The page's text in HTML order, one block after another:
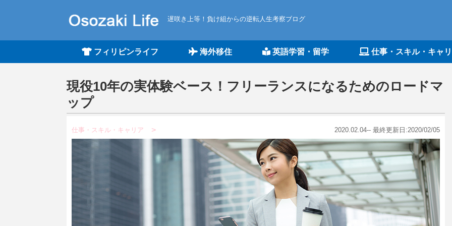
遅咲き上等！負け組からの逆転人生考察ブログ
フィリピンライフ 海外移住 英語学習・留学 仕事・スキル・キャ
現役10年の実体験ベース！フリーランスになるためのロードマ
ップ
仕事・スキル・キャリア 2020.02.04-- 最終更新日:2020/02/05